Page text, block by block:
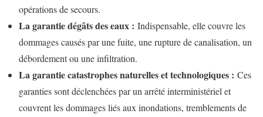
opérations de secours.
La garantie dégâts des eaux : Indispensable, elle couvre les
dommages causés par une fuite, une rupture de canalisation, un
débordement ou une infiltration.
La garantie catastrophes naturelles et technologiques : Ces
garanties sont déclenchées par un arrêté interministériel et
couvrent les dommages liés aux inondations, tremblements de